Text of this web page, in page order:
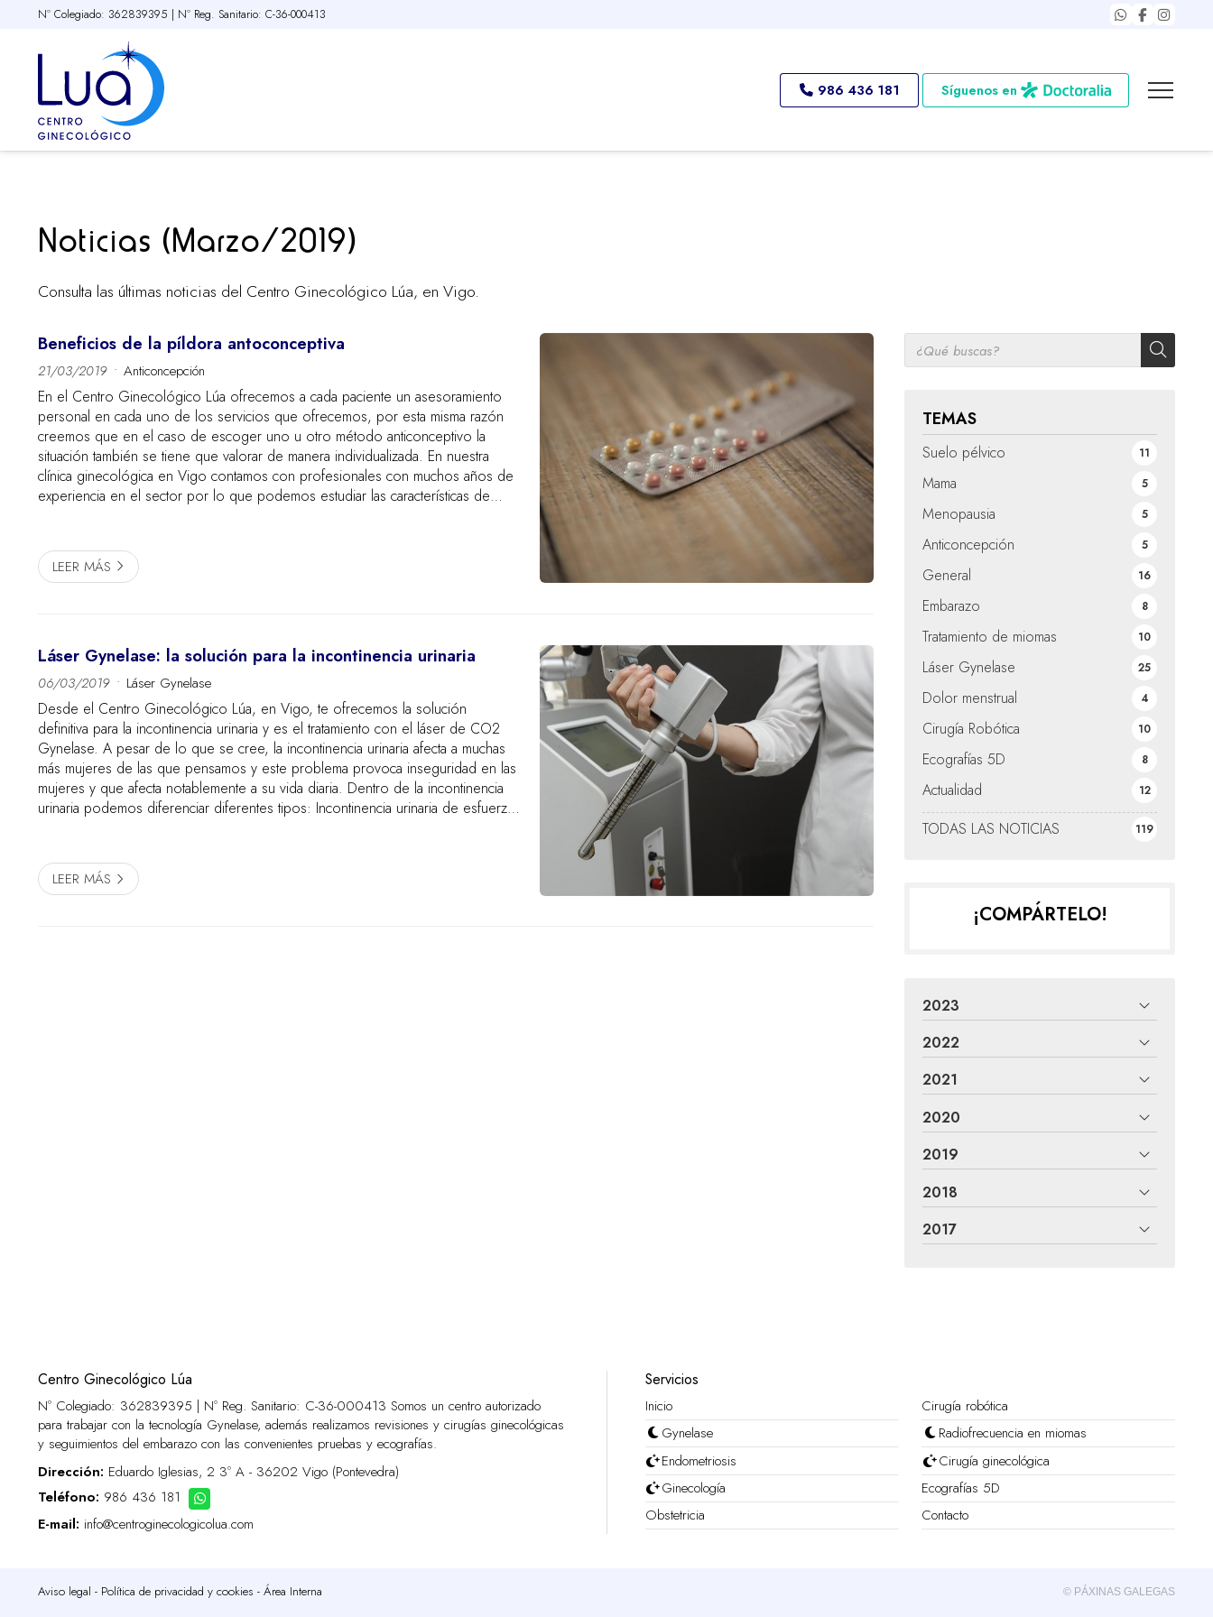
Nº Colegiado: 362839395 | Nº Reg. Sanitario: C-36-000413
986 436 181 Síguenos en
Noticias (Marzo/2019)
Consulta las últimas noticias del Centro Ginecológico Lúa, en Vigo.
TEMAS
TODAS LAS NOTICIAS 119
Suelo pélvico 11
Mama 5
Menopausia 5
Anticoncepción 5
General 16
Embarazo 8
Tratamiento de miomas 10
Láser Gynelase 25
Dolor menstrual 4
Cirugía Robótica 10
Ecografías 5D 8
Actualidad 12
Beneficios de la píldora antoconceptiva
21/03/2019 Anticoncepción
En el Centro Ginecológico Lúa ofrecemos a cada paciente un asesoramiento
personal en cada uno de los servicios que ofrecemos, por esta misma razón
creemos que en el caso de escoger uno u otro método anticonceptivo la
situación también se tiene que valorar de manera individualizada. En nuestra
clínica ginecológica en Vigo contamos con profesionales con muchos años de
experiencia en el sector por lo que podemos estudiar las características de
LEER MÁS
Láser Gynelase: la solución para la incontinencia urinaria
06/03/2019 Láser Gynelase
Desde el Centro Ginecológico Lúa, en Vigo, te ofrecemos la solución
definitiva para la incontinencia urinaria y es el tratamiento con el láser de CO2
Gynelase. A pesar de lo que se cree, la incontinencia urinaria afecta a muchas
más mujeres de las que pensamos y este problema provoca inseguridad en las
mujeres y que afecta notablemente a su vida diaria. Dentro de la incontinencia
urinaria podemos diferenciar diferentes tipos: Incontinencia urinaria de esfuerzo
LEER MÁS
¡COMPÁRTELO!
2023
2022
2021
2020
2019
2018
2017
Centro Ginecológico Lúa
Nº Colegiado: 362839395 | Nº Reg. Sanitario: C-36-000413 Somos un centro autorizado
para trabajar con la tecnología Gynelase, además realizamos revisiones y cirugías ginecológicas
y seguimientos del embarazo con las convenientes pruebas y ecografías.
Dirección: Eduardo Iglesias, 2 3º A - 36202 Vigo (Pontevedra)
Teléfono: 986 436 181
E-mail: info@centroginecologicolua.com
Servicios
Inicio
Cirugía robótica
Gynelase
Radiofrecuencia en miomas
Endometriosis
Cirugía ginecológica
Ginecología
Ecografías 5D
Obstetricia
Contacto
Aviso legal - Política de privacidad y cookies - Área Interna © PÁXINAS GALEGAS